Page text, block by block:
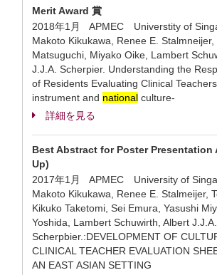
Merit Award 賞
2018年1月 APMEC Universtity of
Makoto Kikukawa, Renee E. Stalmneijer,
Matsuguchi, Miyako Oike, Lambert
J.J.A. Scherpier. Understanding the
of Residents Evaluating Clinical
instrument and national culture-
詳細を見る
Best Abstract for Poster Presentation
Up)
2017年1月 APMEC University of
Makoto Kikukawa, Renee E. Stalmeijer,
Kikuko Taketomi, Sei Emura, Yasushi
Yoshida, Lambert Schuwirth, Albert J.J.A.
Scherpbier.:DEVELOPMENT OF
CLINICAL TEACHER EVALUATION
AN EAST ASIAN SETTING